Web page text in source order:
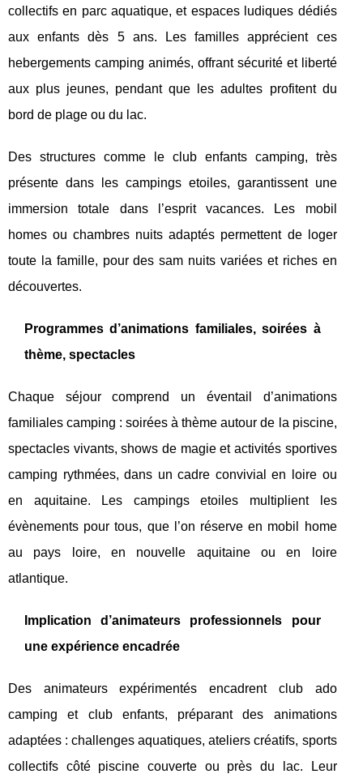
collectifs en parc aquatique, et espaces ludiques dédiés
aux enfants dès 5 ans. Les familles apprécient ces
hebergements camping animés, offrant sécurité et liberté
aux plus jeunes, pendant que les adultes profitent du
bord de plage ou du lac.
Des structures comme le club enfants camping, très
présente dans les campings etoiles, garantissent une
immersion totale dans l’esprit vacances. Les mobil
homes ou chambres nuits adaptés permettent de loger
toute la famille, pour des sam nuits variées et riches en
découvertes.
Programmes d’animations familiales, soirées à
thème, spectacles
Chaque séjour comprend un éventail d’animations
familiales camping : soirées à thème autour de la piscine,
spectacles vivants, shows de magie et activités sportives
camping rythmées, dans un cadre convivial en loire ou
en aquitaine. Les campings etoiles multiplient les
évènements pour tous, que l’on réserve en mobil home
au pays loire, en nouvelle aquitaine ou en loire
atlantique.
Implication d’animateurs professionnels pour
une expérience encadrée
Des animateurs expérimentés encadrent club ado
camping et club enfants, préparant des animations
adaptées : challenges aquatiques, ateliers créatifs, sports
collectifs côté piscine couverte ou près du lac. Leur